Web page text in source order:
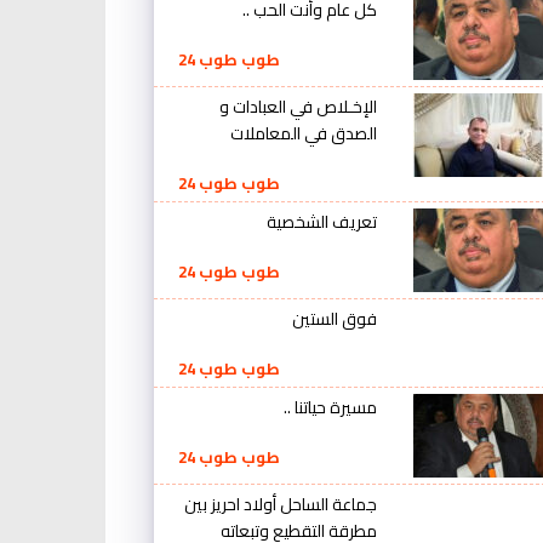
كل عام وأنت الحب ..
طوب طوب 24
الإخـلاص في العبادات و
الصدق في المعاملات
طوب طوب 24
تعريف الشخصية
طوب طوب 24
فوق الستين
طوب طوب 24
مسيرة حياتنا ..
طوب طوب 24
جماعة الساحل أولاد احريز بين
مطرقة التقطيع وتبعاته